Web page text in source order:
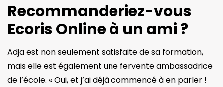
Recommanderiez-vous
Ecoris Online à un ami ?
Adja est non seulement satisfaite de sa formation,
mais elle est également une fervente ambassadrice
de l’école. « Oui, et j’ai déjà commencé à en parler !